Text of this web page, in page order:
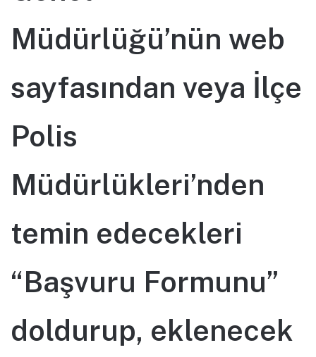
Müdürlüğü’nün web
sayfasından veya İlçe
Polis
Müdürlükleri’nden
temin edecekleri
“Başvuru Formunu”
doldurup, eklenecek